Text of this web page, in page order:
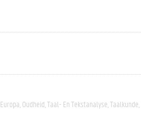
Oudheid Taal- En Tekstanalyse Taalkunde